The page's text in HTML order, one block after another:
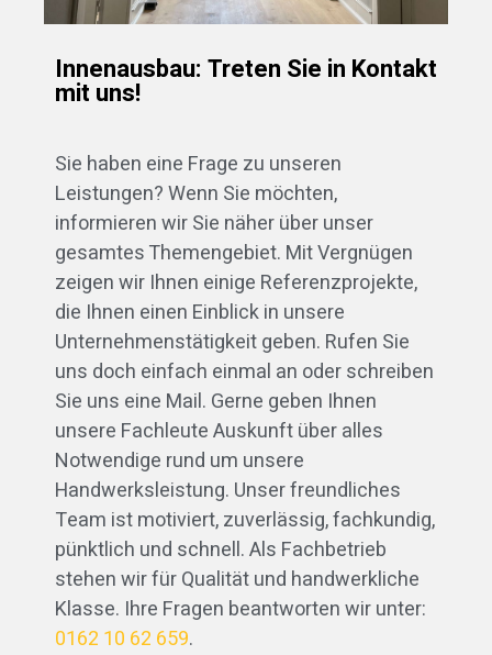
Innenausbau: Treten Sie in Kontakt
mit uns!
Sie haben eine Frage zu unseren
Leistungen? Wenn Sie möchten,
informieren wir Sie näher über unser
gesamtes Themengebiet. Mit Vergnügen
zeigen wir Ihnen einige Referenzprojekte,
die Ihnen einen Einblick in unsere
Unternehmenstätigkeit geben. Rufen Sie
uns doch einfach einmal an oder schreiben
Sie uns eine Mail. Gerne geben Ihnen
unsere Fachleute Auskunft über alles
Notwendige rund um unsere
Handwerksleistung. Unser freundliches
Team ist motiviert, zuverlässig, fachkundig,
pünktlich und schnell. Als Fachbetrieb
stehen wir für Qualität und handwerkliche
Klasse. Ihre Fragen beantworten wir unter:
0162 10 62 659.